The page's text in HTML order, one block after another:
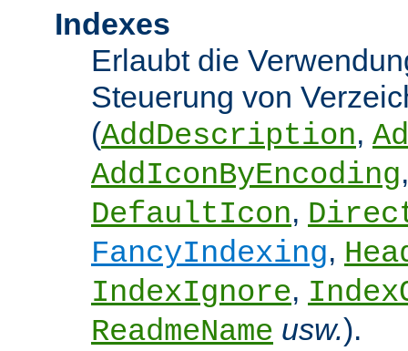
Indexes
Erlaubt die
Steuerung von
(AddDescription,
AddIconByEncoding
DefaultIcon,
FancyIndexing,
IndexIgnore,
ReadmeName usw.).